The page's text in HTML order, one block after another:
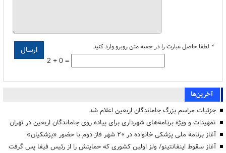
* لطفا حاصل عبارت را در جعبه متن روبرو وارد کنید
2 + 0 =
آخرین‌ها
جزئیات مراسم بزرگ جاماندگان اربعین اعلام شد
تمهیدات و ویژه برنامه‌های شهرداری برای پیاده روی جاماندگان اربعین در تهران
آغاز برنامه ملی پزشکی خانواده در ۲۰ شهر فاز دوم با حضور «پزشکیان»
آغاز سقوط اینفانتینو/ ولز اولین کشوری که حمایتش را از رئیس فیفا پس گرفت